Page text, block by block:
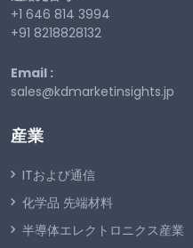
+1 646 814 3994
+91 8218828132
Email :
sales@kdmarketinsights.jp
産業
ITおよび通信
化学品 先端材料
半導体エレクトロニクス産業